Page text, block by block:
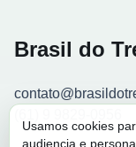
Brasil do
Usamos cookies
audiencia e